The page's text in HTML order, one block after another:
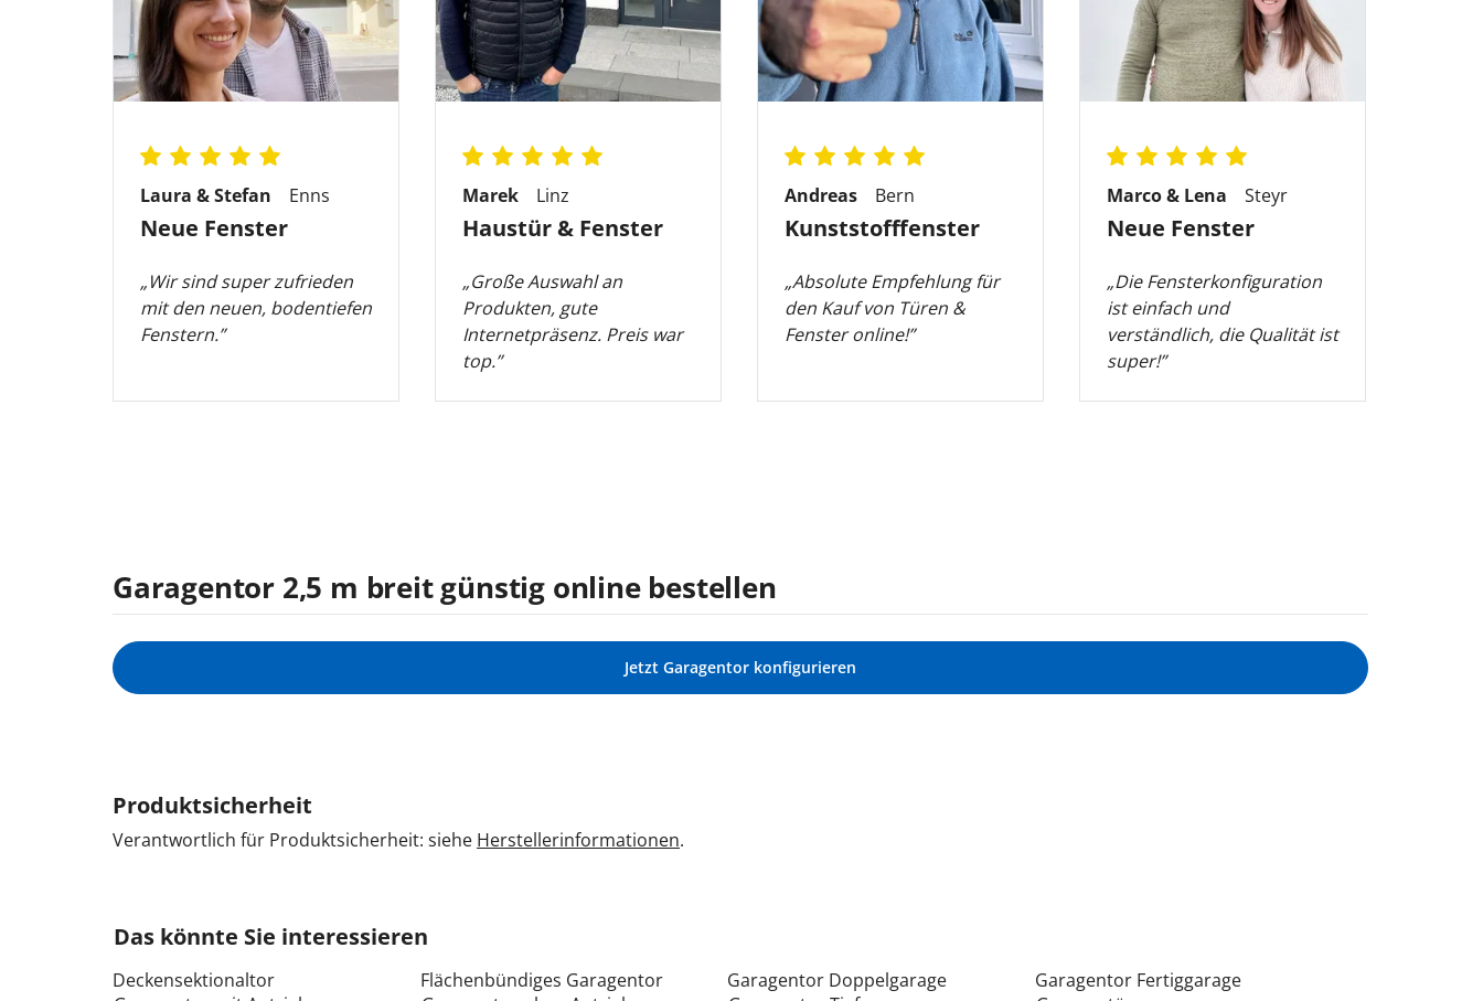
Laura & Stefan Enns
Neue Fenster
„Wir sind super zufrieden
mit den neuen, bodentiefen
Fenstern.”
Marek Linz
Haustür & Fenster
„Große Auswahl an
Produkten, gute
Internetpräsenz. Preis war
top.”
Andreas Bern
Kunststofffenster
„Absolute Empfehlung für
den Kauf von Türen &
Fenster online!”
Marco & Lena Steyr
Neue Fenster
„Die Fensterkonfiguration
ist einfach und
verständlich, die Qualität ist
super!”
Garagentor 2,5 m breit günstig online bestellen
Jetzt Garagentor konfigurieren
Produktsicherheit
Verantwortlich für Produktsicherheit: siehe Herstellerinformationen.
Das könnte Sie interessieren
Deckensektionaltor Flächenbündiges Garagentor Garagentor Doppelgarage
Garagentor Fertiggarage